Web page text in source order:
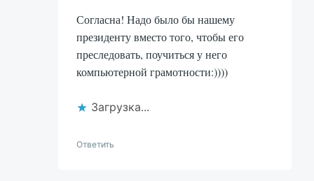
Согласна! Надо было бы нашему
президенту вместо того, чтобы его
преследовать, поучиться у него
компьютерной грамотности:))))
Загрузка...
Ответить